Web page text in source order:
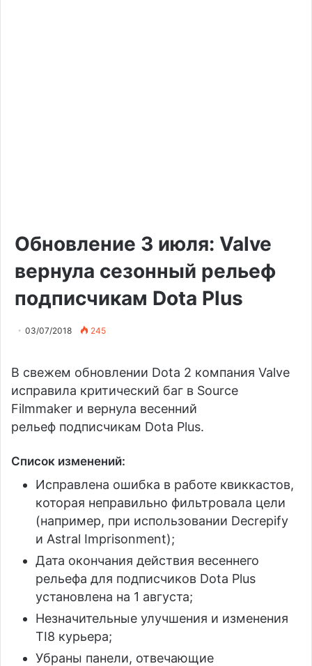
Обновление 3 июля: Valve
вернула сезонный рельеф
подписчикам Dota Plus
03/07/2018 245
В свежем обновлении Dota 2 компания Valve
исправила критический баг в Source
Filmmaker и вернула весенний
рельеф подписчикам Dota Plus.
Список изменений:
Исправлена ошибка в работе квиккастов,
которая неправильно фильтровала цели
(например, при использовании Decrepify
и Astral Imprisonment);
Дата окончания действия весеннего
рельефа для подписчиков Dota Plus
установлена на 1 августа;
Незначительные улучшения и изменения
TI8 курьера;
Убраны панели, отвечающие